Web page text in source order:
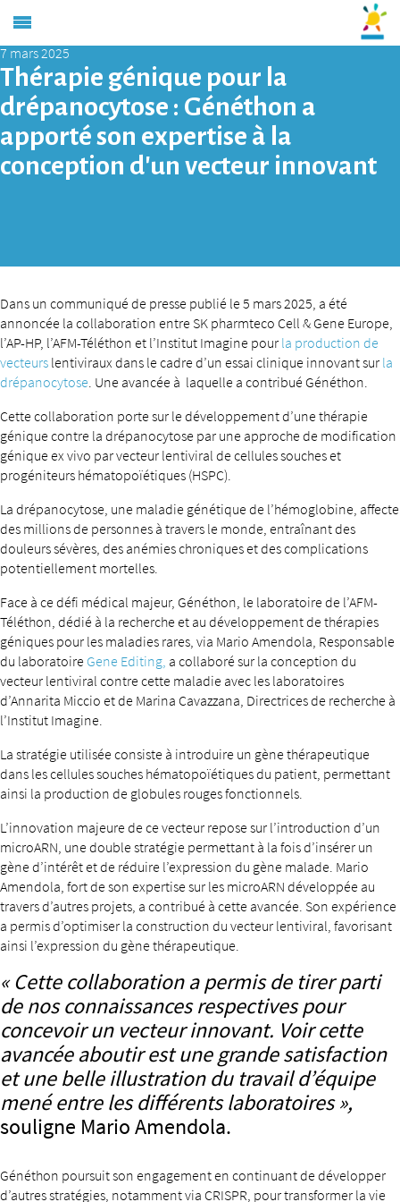
7 mars 2025
Thérapie génique pour la
drépanocytose : Généthon a
apporté son expertise à la
conception d’un vecteur innovant
Dans un communiqué de presse publié le 5 mars 2025, a été
annoncée la collaboration entre SK pharmteco Cell & Gene Europe,
l’AP-HP, l’AFM-Téléthon et l’Institut Imagine pour la production de
vecteurs lentiviraux dans le cadre d’un essai clinique innovant sur la
drépanocytose. Une avancée à laquelle a contribué Généthon.
Cette collaboration porte sur le développement d’une thérapie
génique contre la drépanocytose par une approche de modification
génique ex vivo par vecteur lentiviral de cellules souches et
progéniteurs hématopoïétiques (HSPC).
La drépanocytose, une maladie génétique de l’hémoglobine, affecte
des millions de personnes à travers le monde, entraînant des
douleurs sévères, des anémies chroniques et des complications
potentiellement mortelles.
Face à ce défi médical majeur, Généthon, le laboratoire de l’AFM-
Téléthon, dédié à la recherche et au développement de thérapies
géniques pour les maladies rares, via Mario Amendola, Responsable
du laboratoire Gene Editing, a collaboré sur la conception du
vecteur lentiviral contre cette maladie avec les laboratoires
d’Annarita Miccio et de Marina Cavazzana, Directrices de recherche à
l’Institut Imagine.
La stratégie utilisée consiste à introduire un gène thérapeutique
dans les cellules souches hématopoïétiques du patient, permettant
ainsi la production de globules rouges fonctionnels.
L’innovation majeure de ce vecteur repose sur l’introduction d’un
microARN, une double stratégie permettant à la fois d’insérer un
gène d’intérêt et de réduire l’expression du gène malade. Mario
Amendola, fort de son expertise sur les microARN développée au
travers d’autres projets, a contribué à cette avancée. Son expérience
a permis d’optimiser la construction du vecteur lentiviral, favorisant
ainsi l’expression du gène thérapeutique.
« Cette collaboration a permis de tirer parti
de nos connaissances respectives pour
concevoir un vecteur innovant. Voir cette
avancée aboutir est une grande satisfaction
et une belle illustration du travail d’équipe
mené entre les différents laboratoires »,
souligne Mario Amendola.
Généthon poursuit son engagement en continuant de développer
d’autres stratégies, notamment via CRISPR, pour transformer la vie